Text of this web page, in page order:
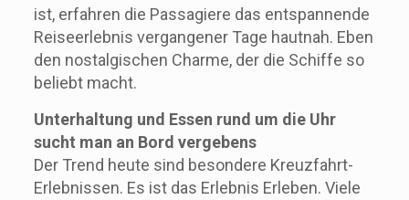
ist, erfahren die Passagiere das entspannende
Reiseerlebnis vergangener Tage hautnah. Eben
den nostalgischen Charme, der die Schiffe so
beliebt macht.
Unterhaltung und Essen rund um die Uhr
sucht man an Bord vergebens
Der Trend heute sind besondere Kreuzfahrt-
Erlebnissen. Es ist das Erlebnis Erleben. Viele